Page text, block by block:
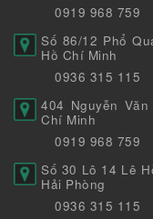
0919 968 759
Số 86/12 Phổ
Hồ Chí Minh
0936 315 115
404 Nguyễn
Chí Minh
0919 968 759
Số 30 Lô 14 Lê
Hải Phòng
0936 315 115